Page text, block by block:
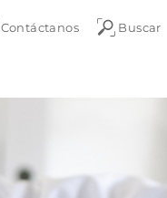
Contáctanos Buscar